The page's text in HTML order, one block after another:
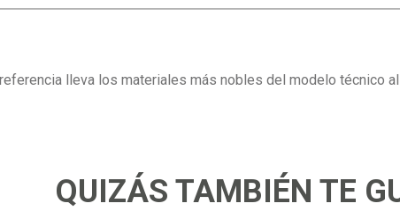
lleva los materiales más nobles del modelo técnico
QUIZÁS TAMBIÉN TE